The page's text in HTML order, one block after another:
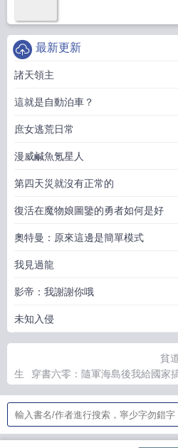
最新更新
諸天領主
這就是自動泊車？
庶女逃荒日常
漫威鹹魚氪星人
第四天災就沒有正常的
復活在魔物娘圖鑒的勇者如何是好
奧特曼：原來這邊是簡單模式
我見過龍
影帝：我謝謝你哦
未知入侵
貧
生
穿書六零：隨軍海島後我給國家
嫡姐親手活埋了我
我的背景深不可
爺爺？
前夫君登基為帝，她被逼和離
親隨軍赢麻了
共生面闆，我在修仙